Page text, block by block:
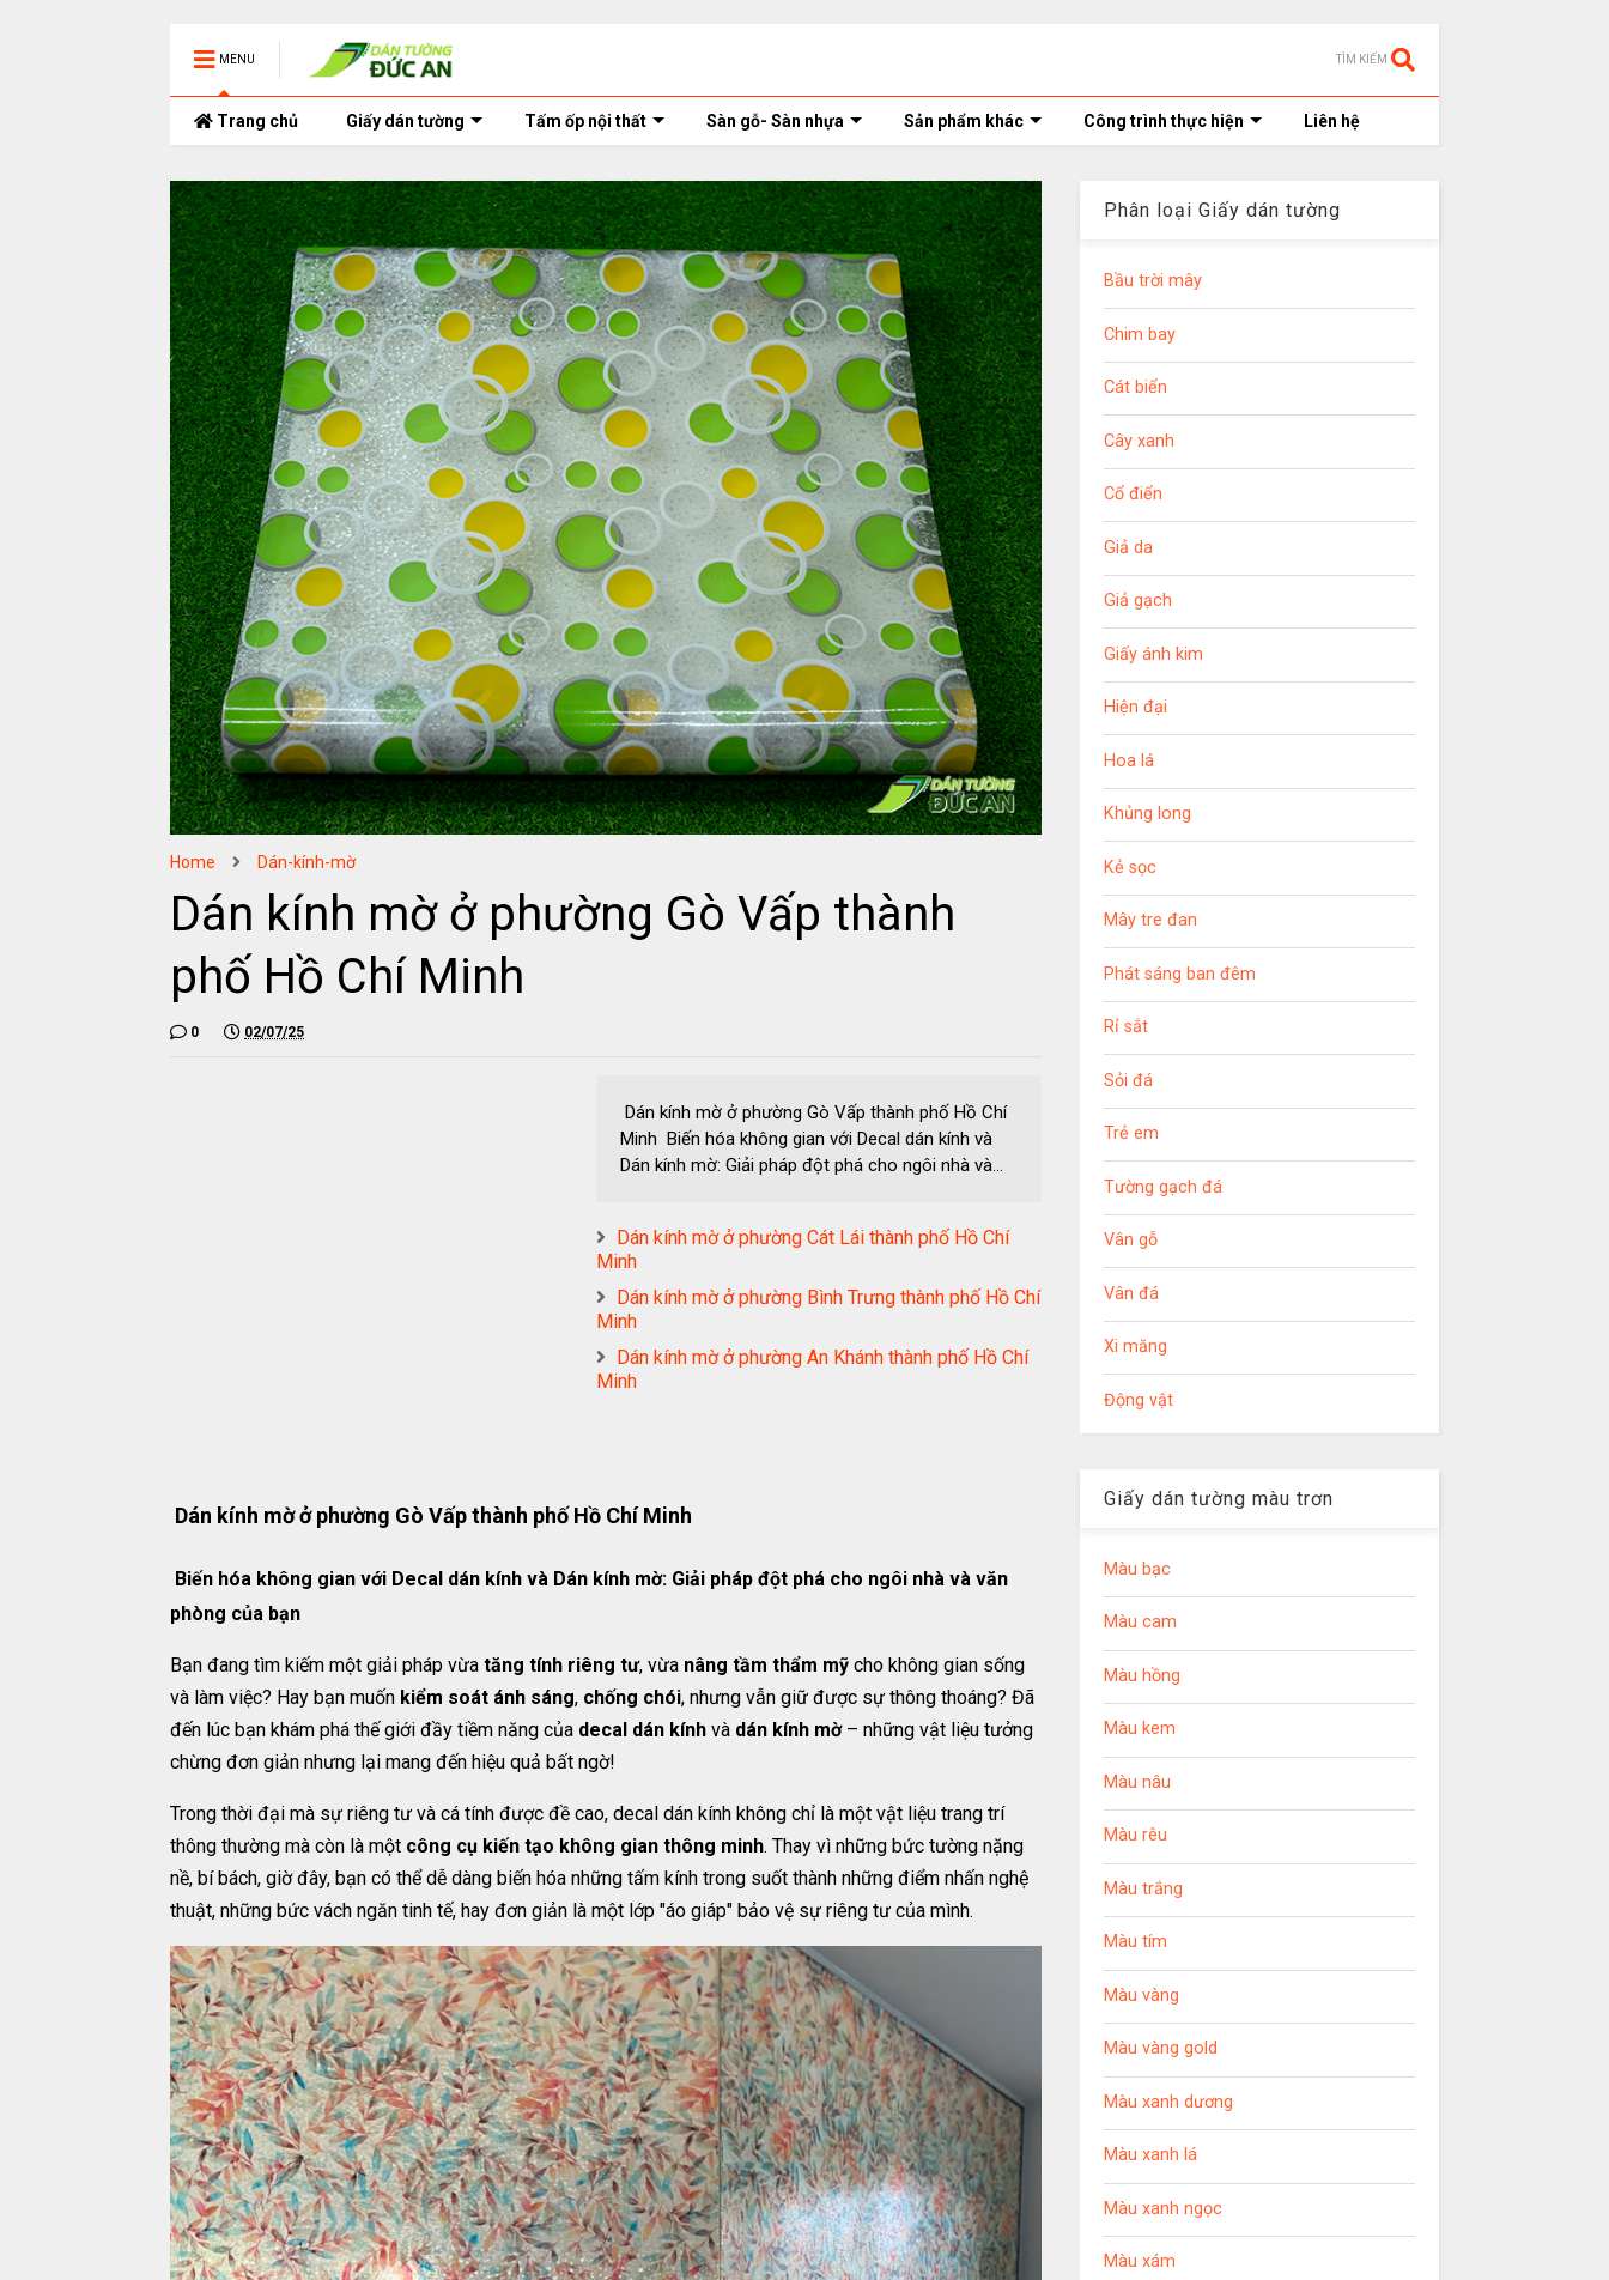
MENU TÌM KIẾM
Trang chủ Giấy dán tường Tấm ốp nội thất Sàn gỗ- Sàn nhựa Sản phẩm khác Công trình thực hiện Liên hệ
Home Dán-kính-mờ
Dán kính mờ ở phường Gò Vấp thành
phố Hồ Chí Minh
0 02/07/25
Dán kính mờ ở phường Gò Vấp thành phố Hồ Chí
Minh Biến hóa không gian với Decal dán kính và
Dán kính mờ: Giải pháp đột phá cho ngôi nhà và...
Dán kính mờ ở phường Cát Lái thành phố Hồ Chí
Minh
Dán kính mờ ở phường Bình Trưng thành phố Hồ Chí
Minh
Dán kính mờ ở phường An Khánh thành phố Hồ Chí
Minh
Dán kính mờ ở phường Gò Vấp thành phố Hồ Chí Minh
Biến hóa không gian với Decal dán kính và Dán kính mờ: Giải pháp đột phá cho ngôi nhà và văn
phòng của bạn
Bạn đang tìm kiếm một giải pháp vừa tăng tính riêng tư, vừa nâng tầm thẩm mỹ cho không gian sống
và làm việc? Hay bạn muốn kiểm soát ánh sáng, chống chói, nhưng vẫn giữ được sự thông thoáng? Đã
đến lúc bạn khám phá thế giới đầy tiềm năng của decal dán kính và dán kính mờ– những vật liệu tưởng
chừng đơn giản nhưng lại mang đến hiệu quả bất ngờ!
Trong thời đại mà sự riêng tư và cá tính được đề cao, decal dán kính không chỉ là một vật liệu trang trí
thông thường mà còn là một công cụ kiến tạo không gian thông minh. Thay vì những bức tường nặng
nề, bí bách, giờ đây, bạn có thể dễ dàng biến hóa những tấm kính trong suốt thành những điểm nhấn nghệ
thuật, những bức vách ngăn tinh tế, hay đơn giản là một lớp "áo giáp" bảo vệ sự riêng tư của mình.
Phân loại Giấy dán tường
Bầu trời mây
Chim bay
Cát biển
Cây xanh
Cổ điển
Giả da
Giả gạch
Giấy ánh kim
Hiện đại
Hoa lá
Khủng long
Kẻ sọc
Mây tre đan
Phát sáng ban đêm
Rỉ sắt
Sỏi đá
Trẻ em
Tường gạch đá
Vân gỗ
Vân đá
Xi măng
Động vật
Giấy dán tường màu trơn
Màu bạc
Màu cam
Màu hồng
Màu kem
Màu nâu
Màu rêu
Màu trắng
Màu tím
Màu vàng
Màu vàng gold
Màu xanh dương
Màu xanh lá
Màu xanh ngọc
Màu xám